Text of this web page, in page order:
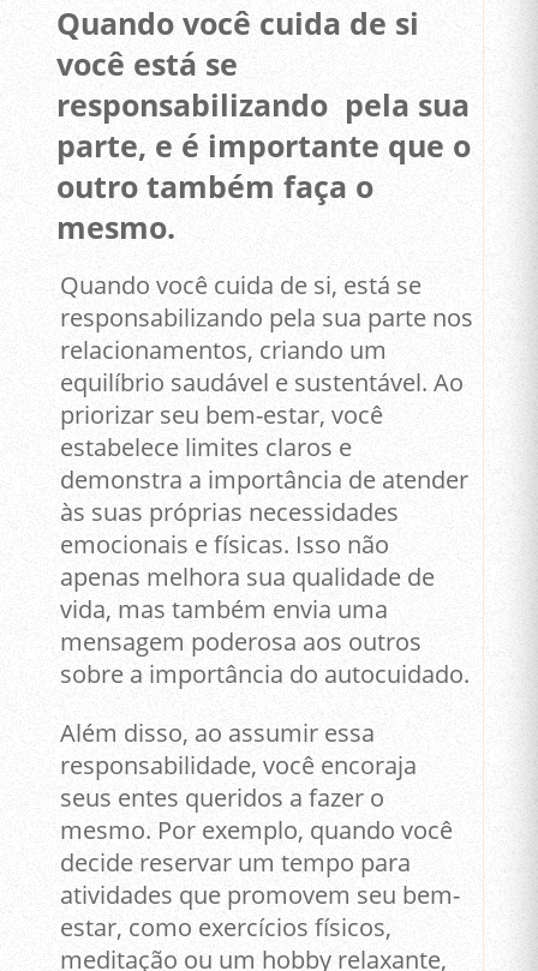
Quando você cuida de si
você está se
responsabilizando pela sua
parte, e é importante que o
outro também faça o
mesmo.
Quando você cuida de si, está se
responsabilizando pela sua parte nos
relacionamentos, criando um
equilíbrio saudável e sustentável. Ao
priorizar seu bem-estar, você
estabelece limites claros e
demonstra a importância de atender
às suas próprias necessidades
emocionais e físicas. Isso não
apenas melhora sua qualidade de
vida, mas também envia uma
mensagem poderosa aos outros
sobre a importância do autocuidado.
Além disso, ao assumir essa
responsabilidade, você encoraja
seus entes queridos a fazer o
mesmo. Por exemplo, quando você
decide reservar um tempo para
atividades que promovem seu bem-
estar, como exercícios físicos,
meditação ou um hobby relaxante,